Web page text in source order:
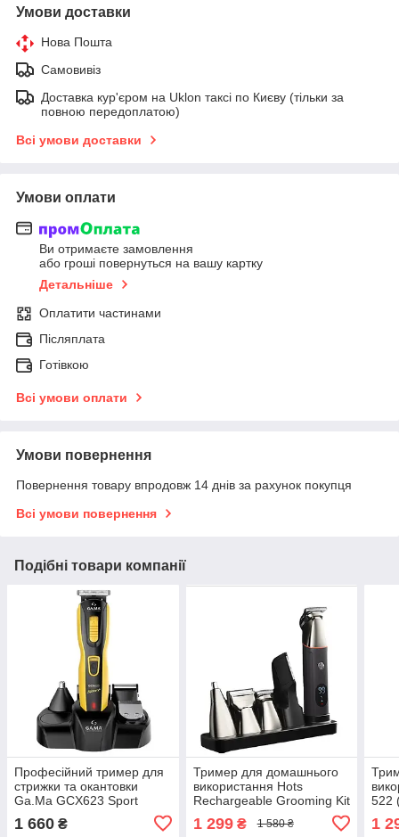
Умови доставки
Нова Пошта
Самовивіз
Доставка кур'єром на Uklon таксі по Києву (тільки за
повною передоплатою)
Всі умови доставки
Умови оплати
Ви отримаєте замовлення
або гроші повернуться на вашу картку
Детальніше
Оплатити частинами
Післяплата
Готівкою
Всі умови оплати
Умови повернення
Повернення товару впродовж 14 днів за рахунок покупця
Всі умови повернення
Подібні товари компанії
Професійний тример для
стрижки та окантовки
Ga.Ma GCX623 Sport
Multistyler Cord/Cordless
(GM3270)
1 660 ₴
Тример для домашнього
використання Hots
Rechargeable Grooming Kit
1 299₴ 1 580 ₴
522
1